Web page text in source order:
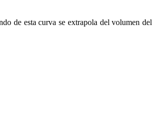
de esta curva se extrapola del volumen del